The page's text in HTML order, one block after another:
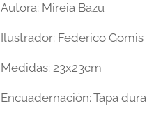
Autora: Mireia Bazu
Ilustrador: Federico Gomis
Medidas: 23x23cm
Encuadernación: Tapa dura